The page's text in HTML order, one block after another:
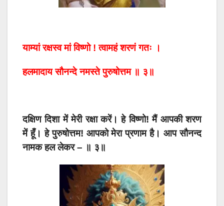
याम्यां रक्षस्व मां विष्णो ! त्वामहं शरणं गतः ।
हलमादाय सौनन्दे नमस्ते पुरुषोत्तम ॥ ३॥
दक्षिण दिशा में मेरी रक्षा करें। हे विष्णो! मैं आपकी शरण
में हूँ। हे पुरुषोत्तम! आपको मेरा प्रणाम है। आप सौनन्द
नामक हल लेकर – ॥ ३॥